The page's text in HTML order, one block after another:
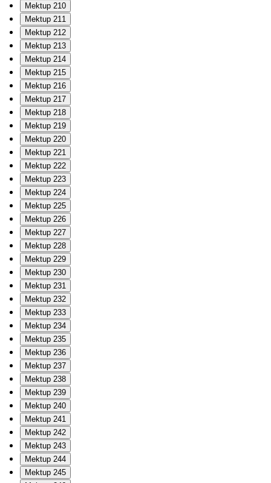
Mektup 210
Mektup 211
Mektup 212
Mektup 213
Mektup 214
Mektup 215
Mektup 216
Mektup 217
Mektup 218
Mektup 219
Mektup 220
Mektup 221
Mektup 222
Mektup 223
Mektup 224
Mektup 225
Mektup 226
Mektup 227
Mektup 228
Mektup 229
Mektup 230
Mektup 231
Mektup 232
Mektup 233
Mektup 234
Mektup 235
Mektup 236
Mektup 237
Mektup 238
Mektup 239
Mektup 240
Mektup 241
Mektup 242
Mektup 243
Mektup 244
Mektup 245